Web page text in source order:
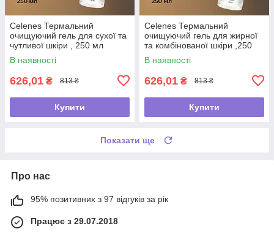
Celenes Термальний
очищуючий гель для сухої та
чутливої шкіри , 250 мл
В наявності
626,01 ₴ 813 ₴
Купити
Celenes Термальний
очищуючий гель для жирної
та комбінованої шкіри ,250
мл
В наявності
626,01 ₴ 813 ₴
Купити
Показати ще
Про нас
95% позитивних з 97 відгуків за рік
Працює з 29.07.2018